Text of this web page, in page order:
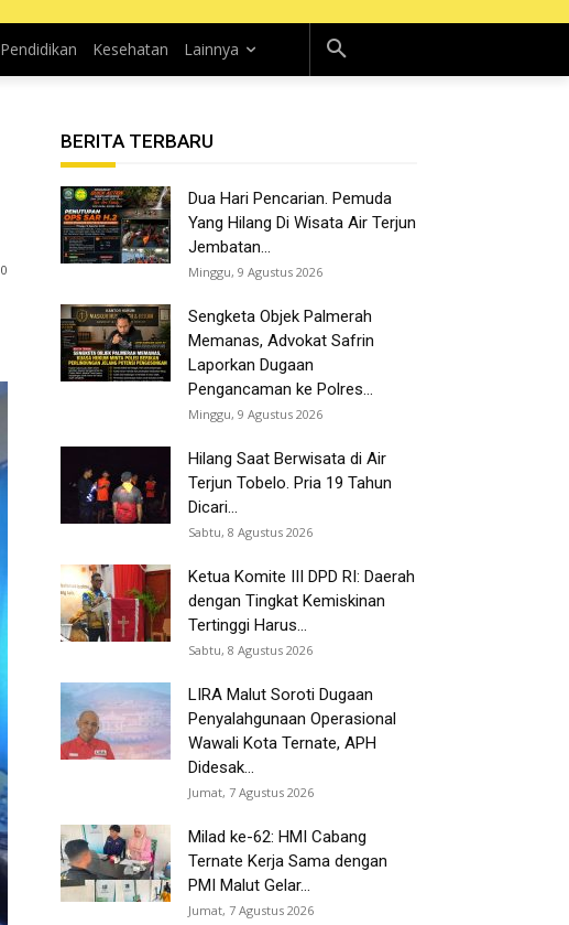
Pendidikan Kesehatan Lainnya
0
BERITA TERBARU
Dua Hari Pencarian. Pemuda
Yang Hilang Di Wisata Air Terjun
Jembatan...
Minggu, 9 Agustus 2026
Sengketa Objek Palmerah
Memanas, Advokat Safrin
Laporkan Dugaan
Pengancaman ke Polres...
Minggu, 9 Agustus 2026
Hilang Saat Berwisata di Air
Terjun Tobelo. Pria 19 Tahun
Dicari...
Sabtu, 8 Agustus 2026
Ketua Komite III DPD RI: Daerah
dengan Tingkat Kemiskinan
Tertinggi Harus...
Sabtu, 8 Agustus 2026
LIRA Malut Soroti Dugaan
Penyalahgunaan Operasional
Wawali Kota Ternate, APH
Didesak...
Jumat, 7 Agustus 2026
Milad ke-62: HMI Cabang
Ternate Kerja Sama dengan
PMI Malut Gelar...
Jumat, 7 Agustus 2026